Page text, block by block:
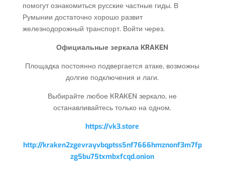
помогут ознакомиться русские частные гиды. В
Румынии достаточно хорошо развит
железнодорожный транспорт. Войти через.
Официальные зеркала KRAKEN
Площадка постоянно подвергается атаке, возможны
долгие подключения и лаги.
Выбирайте любое KRAKEN зеркало, не
останавливайтесь только на одном.
https://vk3.store
http://kraken2zgevrayvbqptss5nf7666hmznonf3m7fp
zg5bu75txmbxfcqd.onion